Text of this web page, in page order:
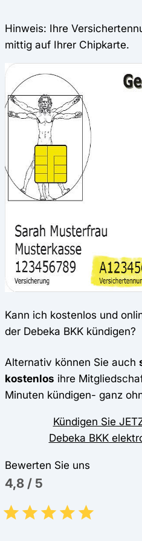
Hinweis: Ihre
mittig auf Ihrer Chipkarte.
Kann ich kostenlos und
der Debeka BKK kündigen?
Alternativ können Sie auch
kostenlos ihre
Minuten kündigen- ganz
Kündigen Sie
Debeka BKK
Bewerten Sie uns
4,8 / 5